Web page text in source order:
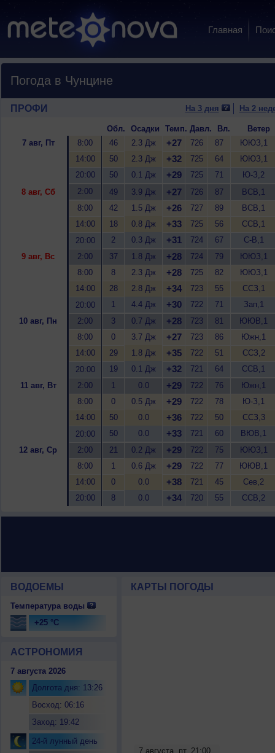
Главная
Погода в Чунцине
ПРОФИ На 3 дня На 2
Обл. Осадки Темп. Давл. Вл.
Ветер
7 авг, Пт
8:00 46 2.3 Дж +27 726 87
ЮЮЗ,1
14:00
50 2.3 Дж +32 725 64
ЮЮЗ,1
20:00
50 0.1 Дж +29 725 71
Ю-З,2
8 авг, Сб
2:00 49 3.9 Дж +27 726 87
ВСВ,1
8:00
42 1.5 Дж +26 727 89
ВСВ,1
14:00
18 0.8 Дж +33 725 56
ССВ,1
20:00
2 0.3 Дж +31 724 67
С-В,1
9 авг, Вс
2:00 37 1.8 Дж +28 724 79
ЮЮЗ,1
8:00
8 2.3 Дж +28 725 82
ЮЮЗ,1
14:00
28 2.8 Дж +34 723 55
ССЗ,1
20:00
1 4.4 Дж +30 722 71
Зап,1
10 авг, Пн
2:00 3 0.7 Дж +28 723 81
ЮЮВ,1
8:00
0 3.7 Дж +27 723 86
Южн,1
14:00
29 1.8 Дж +35 722 51
ССЗ,2
20:00
19 0.1 Дж +32 721 64
ССВ,1
11 авг, Вт
2:00 1 0.0 +29 722 76
Южн,1
8:00
0 0.5 Дж +29 722 78
Ю-З,1
14:00
50 0.0 +36 722 50
ССЗ,3
20:00
50 0.0 +33 721 60
ВЮВ,1
12 авг, Ср
2:00 21 0.2 Дж +29 722 75
ЮЮЗ,1
8:00
1 0.6 Дж +29 722 77
ЮЮВ,1
14:00
0 0.0 +38 721 45
Сев,2
20:00
8 0.0 +34 720 55 ССВ,2
ВОДОЕМЫ
Температура воды
+25 °C
АСТРОНОМИЯ
7 августа 2026
Долгота дня: 13:26
Восход: 06:16
Заход: 19:42
24-й лунный день
КАРТЫ ПОГОДЫ